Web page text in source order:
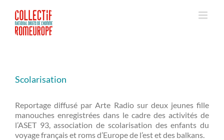
contenu
Scolarisation
Reportage diffusé par Arte Radio sur deux jeunes fille
manouches enregistrées dans le cadre des activités de
l’ASET 93, association de scolarisation des enfants du
voyage français et roms d’Europe de l’est et des balkans.